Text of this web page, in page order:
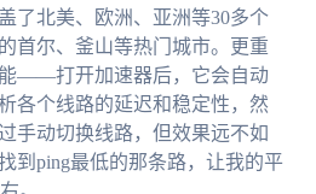
了北美、欧洲、亚洲等30多个
首尔、釜山等热门城市。更重
——打开加速器后，它会自动
各个线路的延迟和稳定性，然
手动切换线路，但效果远不如
到ping最低的那条路，让我的平